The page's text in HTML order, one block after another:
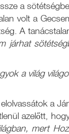
a
volt a
A
járhat
a világ
a
azelőtt,
mert